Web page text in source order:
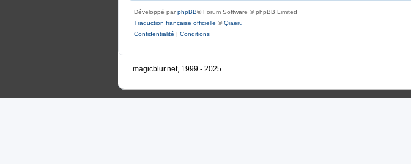
Développé parphpBB® Forum Software © phpBB Limited
Traduction française officielle ©Qiaeru
Confidentialité | Conditions
magicblur.net, 1999 - 2025